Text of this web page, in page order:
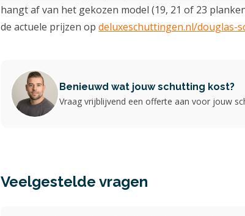
hangt af van het gekozen model (19, 21 of 23
de actuele prijzen opdeluxeschuttingen.nl/douglas-
Benieuwd wat jouw schutting kost?
Vraag vrijblijvend een offerte aan voor jouw
Veelgestelde vragen